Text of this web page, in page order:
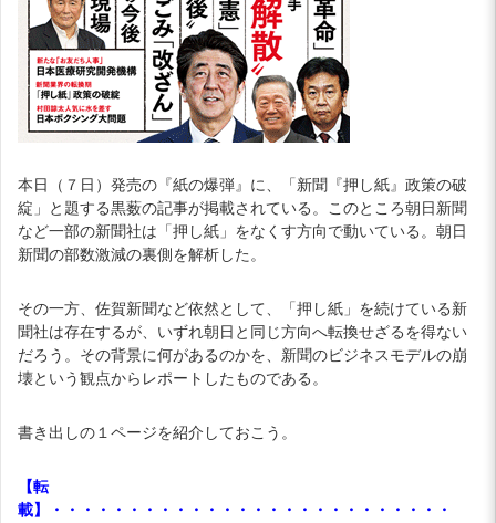
本日（７日）発売の『紙の爆弾』に、「新聞『押し紙』政策の破
綻」と題する黒薮の記事が掲載されている。このところ朝日新聞
など一部の新聞社は「押し紙」をなくす方向で動いている。朝日
新聞の部数激減の裏側を解析した。
その一方、佐賀新聞など依然として、「押し紙」を続けている新
聞社は存在するが、いずれ朝日と同じ方向へ転換せざるを得ない
だろう。その背景に何があるのかを、新聞のビジネスモデルの崩
壊という観点からレポートしたものである。
書き出しの１ページを紹介しておこう。
【転
載】・・・・・・・・・・・・・・・・・・・・・・・・・・